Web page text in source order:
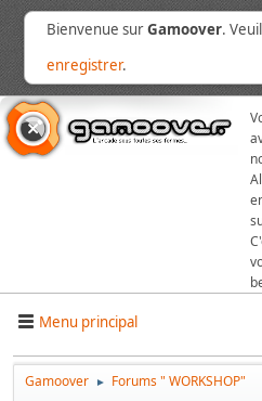
Bienvenue surGamoover.
enregistrer.
Menu principal
Gamoover ► Forums " WORKSHOP"